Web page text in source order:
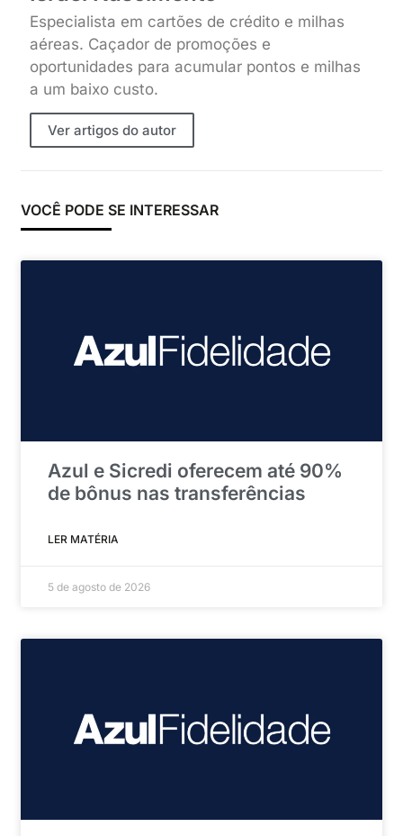
Especialista em cartões de crédito e milhas
aéreas. Caçador de promoções e
oportunidades para acumular pontos e milhas
a um baixo custo.
Ver artigos do autor
VOCÊ PODE SE INTERESSAR
Azul e Sicredi oferecem até 90%
de bônus nas transferências
LER MATÉRIA
5 de agosto de 2026